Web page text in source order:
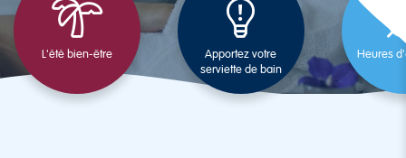
L'été bien-être
Apportez votre
serviette de bain
Heures